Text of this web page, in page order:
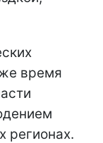
время
регионах.